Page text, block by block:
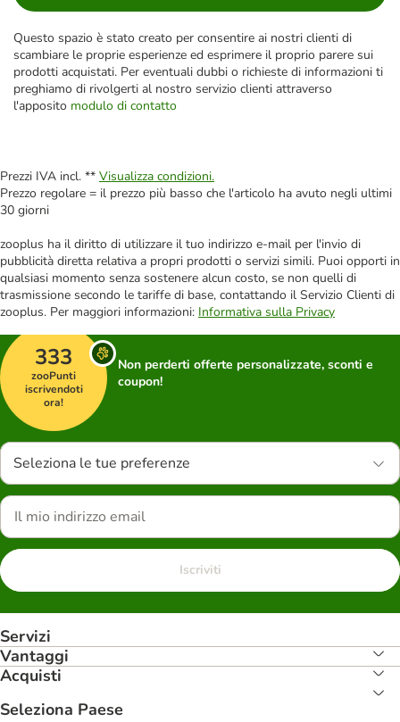
Questo spazio è stato creato per consentire ai nostri clienti di
scambiare le proprie esperienze ed esprimere il proprio parere sui
prodotti acquistati. Per eventuali dubbi o richieste di informazioni ti
preghiamo di rivolgerti al nostro servizio clienti attraverso
l'apposito modulo di contatto
Prezzi IVA incl. ** Visualizza condizioni.
Prezzo regolare = il prezzo più basso che l'articolo ha avuto negli ultimi
30 giorni
zooplus ha il diritto di utilizzare il tuo indirizzo e-mail per l'invio di
pubblicità diretta relativa a propri prodotti o servizi simili. Puoi opporti in
qualsiasi momento senza sostenere alcun costo, se non quelli di
trasmissione secondo le tariffe di base, contattando il Servizio Clienti di
zooplus. Per maggiori informazioni: Informativa sulla Privacy
333
zooPunti
iscrivendoti
ora!
Non perderti offerte personalizzate, sconti e
coupon!
Seleziona le tue preferenze
Iscriviti
Servizi
Vantaggi
Acquisti
Seleziona Paese